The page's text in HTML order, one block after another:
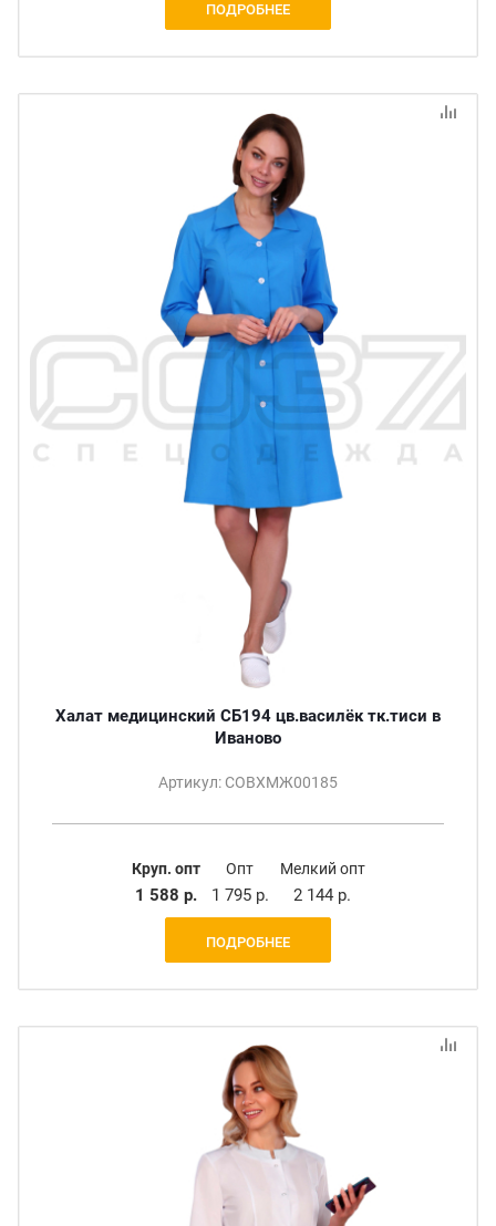
ПОДРОБНЕЕ
Халат медицинский СБ194 цв.василёк тк.тиси в
Иваново
Артикул: СОВХМЖ00185
Круп. опт
1 588 р.
Опт
1 795 р.
Мелкий опт
2 144 р.
ПОДРОБНЕЕ